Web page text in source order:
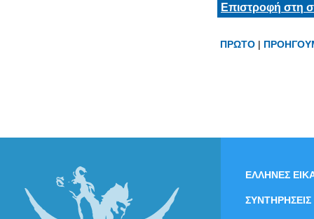
Επιστροφή στη
ΠΡΩΤΟ |
ΕΛΛΗΝΕΣ
ΣΥΝΤΗΡΗΣΕΙΣ